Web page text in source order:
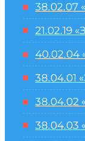
38.02.07
21.02.19
40.02.04
38.04.01
38.04.02
38.04.03